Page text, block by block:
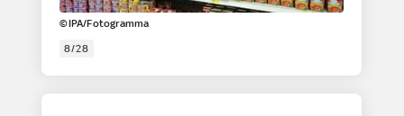
©IPA/Fotogramma
8/28